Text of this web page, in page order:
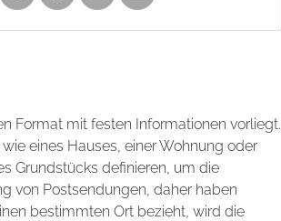
Format mit festen Informationen vorliegt.
eines Hauses, einer Wohnung oder
Grundstücks definieren, um die
von Postsendungen, daher haben
bestimmten Ort bezieht, wird die